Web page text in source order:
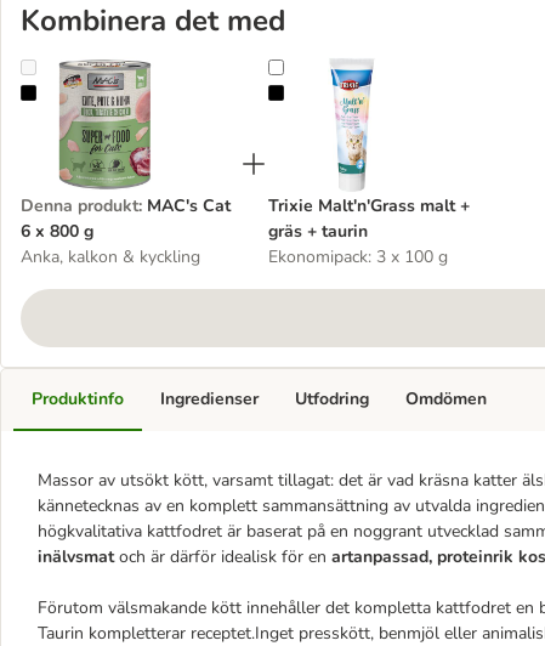
Kombinera det med
MAC's Cat 6 x 800 g
Denna produkt: MAC's Cat
6 x 800 g
Anka, kalkon & kyckling
Trixie Malt'n'Grass malt + gräs +
Trixie Malt'n'Grass malt +
gräs + taurin
Ekonomipack: 3 x 100 g
Produktinfo
Massor av utsökt kött, varsamt tillagat: det är vad kräsna katter
kännetecknas av en komplett sammansättning av utvalda
högkvalitativa kattfodret är baserat på en noggrant utvecklad
inälvsmatoch är därför idealisk för en artanpassad, proteinrik
Förutom välsmakande kött innehåller det kompletta kattfodret en
Taurin kompletterar receptet.Inget presskött, benmjöl eller
Ingredienser Utfodring Omdömen